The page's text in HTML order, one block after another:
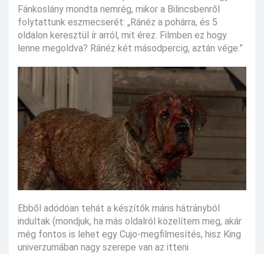
Fánkoslány mondta nemrég, mikor a Bilincsbenről
folytattunk eszmecserét: „Ránéz a pohárra, és 5
oldalon keresztül ír arról, mit érez. Filmben ez hogy
lenne megoldva? Ránéz két másodpercig, aztán vége.”
Ebből adódóan tehát a készítők máris hátrányból
indultak (mondjuk, ha más oldalról közelítem meg, akár
még fontos is lehet egy Cujo-megfilmesítés, hisz King
univerzumában nagy szerepe van az itteni